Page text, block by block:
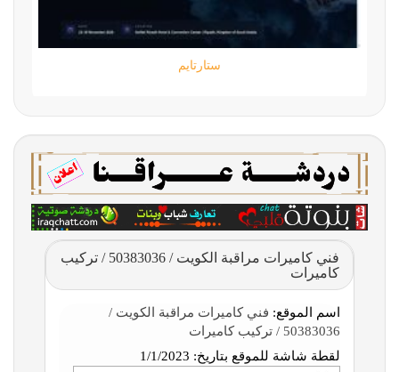
ستارتايم
فني كاميرات مراقبة الكويت / 50383036 / تركيب
كاميرات
اسم الموقع: فني كاميرات مراقبة الكويت /
50383036 / تركيب كاميرات
لقطة شاشة للموقع بتاريخ: